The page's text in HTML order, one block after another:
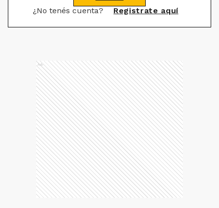
¿No tenés cuenta? Registrate aquí
Ads